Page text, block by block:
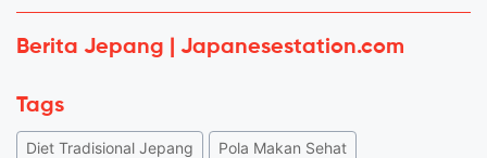
Berita Jepang | Japanesestation.com
Tags
Diet Tradisional Jepang Pola Makan Sehat